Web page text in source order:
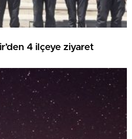
4 ilçeye ziyaret